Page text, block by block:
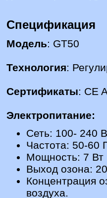
Спецификация
Модель: GT50
Технология:
Сертификаты: CE
Электропитание:
Сеть: 100- 240
Частота: 50-60
Мощность: 7 Вт
Выход озона:
Концентрация
воздуха.